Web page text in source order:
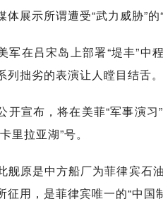
展示所谓遭受“武力威胁”的“
军在吕宋岛上部署“堤丰”中
拙劣的表演让人瞠目结舌。
开宣布，将在美菲“军事演
里拉亚湖”号。
舰原是中方船厂为菲律宾石
用，是菲律宾唯一的“中国